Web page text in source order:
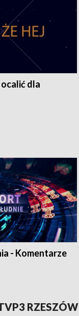
ocalić dla
- Komentarze
RZESZÓW